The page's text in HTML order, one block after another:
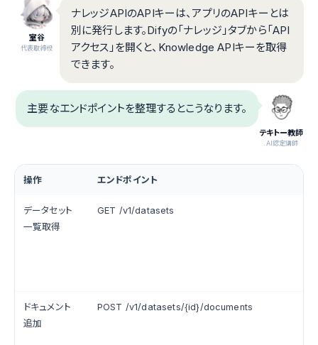
室谷
代表取締役
ナレッジAPIのAPIキーは、アプリのAPIキーとは
別に発行します。Difyの「ナレッジ」タブから「API
アクセス」を開くと、Knowledge APIキーを取得
できます。
テキトー教師
.AI認定講師
主要なエンドポイントを整理するとこうなります。
操作 エンドポイント
データセット
一覧取得
GET /v1/datasets
ドキュメント
追加
POST /v1/datasets/{id}/documents